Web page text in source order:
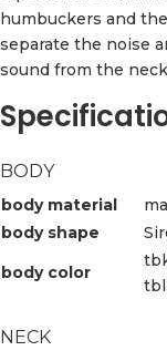
humbuckers and
separate the noise
sound from the
BODY
body material
body shape
body color
NECK